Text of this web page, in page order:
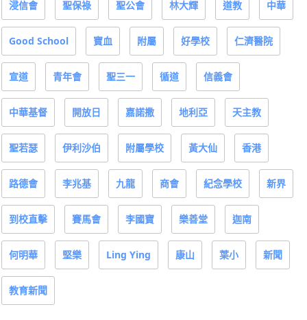
浸信會 聖保祿 聖公會 林大輝 道教 中華
Good School 寶血 附屬 好學校 仁濟醫院
宣道 青年會 聖三一 循道 信義會
中華基督 開放日 嘉諾撒 地利亞 天主教
聖若瑟 伊利沙伯 附屬學校 黃大仙 香港
路德會 李兆基 九龍 商會 紀念學校 新界
到校直擊 賽馬會 李國寶 樂善堂 迦南
何明華 堅樂 Ling Ying 康山 葉小 新聞
教育新聞